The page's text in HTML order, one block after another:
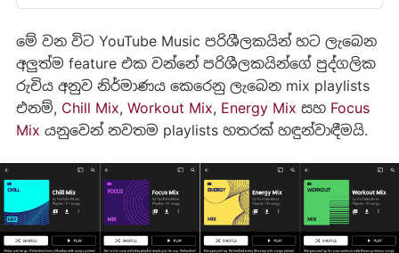
මේ වන විට YouTube Music පරිශීලකයින් හට ලැබෙන
අලුත්ම feature එක වන්නේ පරිශීලකයින්ගේ පුද්ගලික
රුචිය අනුව නිර්මාණය කෙරෙනු ලැබෙන mix playlists
එනම්, Chill Mix, Workout Mix, Energy Mix සහ Focus
Mix යනුවෙන් නවතම playlists හතරක් හඳුන්වාඳීමයි.